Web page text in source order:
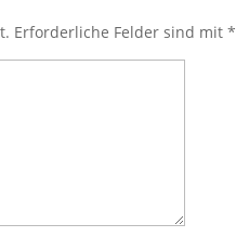
Erforderliche Felder sind mit*